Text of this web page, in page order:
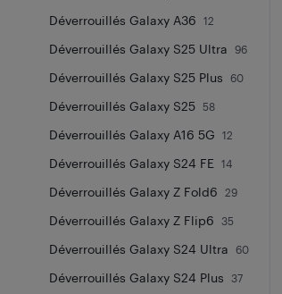
Déverrouillés Galaxy A36 12
Déverrouillés Galaxy S25 Ultra 96
Déverrouillés Galaxy S25 Plus 60
Déverrouillés Galaxy S25 58
Déverrouillés Galaxy A16 5G 12
Déverrouillés Galaxy S24 FE 14
Déverrouillés Galaxy Z Fold6 29
Déverrouillés Galaxy Z Flip6 35
Déverrouillés Galaxy S24 Ultra 60
Déverrouillés Galaxy S24 Plus 37